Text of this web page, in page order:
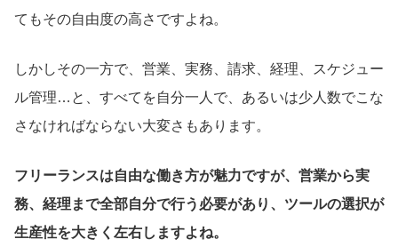
てもその自由度の高さですよね。
しかしその一方で、営業、実務、請求、経理、スケジュー
ル管理…と、すべてを自分一人で、あるいは少人数でこな
さなければならない大変さもあります。
フリーランスは自由な働き方が魅力ですが、営業から実
務、経理まで全部自分で行う必要があり、ツールの選択が
生産性を大きく左右しますよね。